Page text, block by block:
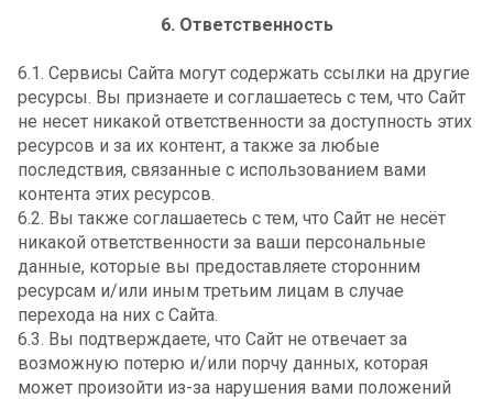
6. Ответственность
6.1. Сервисы Сайта могут содержать ссылки на другие
ресурсы. Вы признаете и соглашаетесь с тем, что Сайт
не несет никакой ответственности за доступность этих
ресурсов и за их контент, а также за любые
последствия, связанные с использованием вами
контента этих ресурсов.
6.2. Вы также соглашаетесь с тем, что Сайт не несёт
никакой ответственности за ваши персональные
данные, которые вы предоставляете сторонним
ресурсам и/или иным третьим лицам в случае
перехода на них с Сайта.
6.3. Вы подтверждаете, что Сайт не отвечает за
возможную потерю и/или порчу данных, которая
может произойти из-за нарушения вами положений